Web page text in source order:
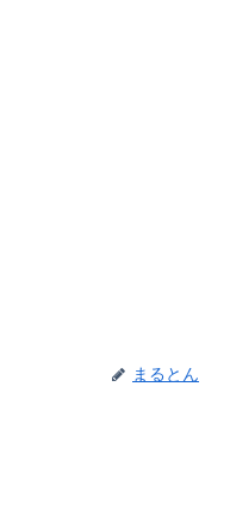
まるとん